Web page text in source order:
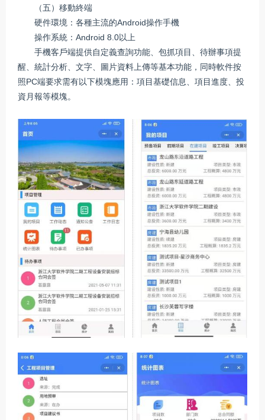
（五）移動終端
硬件環境：各種主流的Android操作手機
操作系統：Android 8.0以上
手機客戶端提供自定義查詢功能、包抓項目、待辦事項提
醒、統計分析、文字、圖片資料上傳等基本功能，同時軟件按
照PC端要求需有以下模塊應用：項目基礎信息、項目進度、投
資月報等模塊。